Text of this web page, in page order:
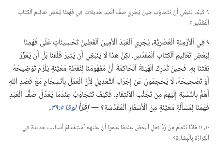
٩ كَيْفَ يَنْبَغِي أَنْ نَتَجَاوَبَ حِينَ يُجْرِي صَفُّ ٱلْعَبْدِ تَعْدِيلَاتٍ فِي فَهْمِنَا لِبَعْضِ تَعَالِيمِ ٱلْكِتَابِ
ٱلْمُقَدَّسِ؟‏
٩فِي ٱلْأَزْمِنَةِ ٱلْعَصْرِيَّةِ،‏ يُجْرِي ٱلْعَبْدُ ٱلْأَمِينُ ٱلْفَطِينُ تَحْسِينَاتٍ عَلَى فَهْمِنَا
لِبَعْضِ تَعَالِيمِ ٱلْكِتَابِ ٱلْمُقَدَّسِ.‏ لكِنَّ هذَا لَا يَنْبَغِي أَنْ يُثِيرَ قَلَقَنَا بَلْ أَنْ يُعَزِّزَ
ثِقَتَنَا بِهِ.‏ فَحِينَ تُدْرِكُ ٱلْهَيْئَةُ ٱلْحَاكِمَةُ أَنَّ مَفْهُومَنَا لِنُقْطَةٍ مُعَيَّنَةٍ يَلْزَمُ تَوْضِيحُهُ
أَوْ تَصْحِيحُهُ،‏ لَا يُحْجِمُونَ عَنْ إِجْرَاءِ ٱلتَّعْدِيلِ لِأَنَّ ٱلْعَمَلَ بِٱنْسِجَامٍ مَعَ قَصْدِ ٱللهِ
أَهَمُّ بِٱلنِّسْبَةِ إِلَيْهِمْ مِنْ تَجَنُّبِ ٱلِٱنْتِقَادِ.‏ فَكَيْفَ تَتَجَاوَبُ عِنْدَمَا يُعَدِّلُ صَفُّ ٱلْعَبْدِ
فَهْمَنَا لِمَسْأَلَةٍ مُعَيَّنَةٍ مِنَ ٱلْأَسْفَارِ ٱلْمُقَدَّسَةِ؟‏ —‏اِقْرَأْلوقا ٥:‏٣٩ ‏.‏
١٠،‏ ١١ مَاذَا نَتَعَلَّمُ مِنْ رَدِّ فِعْلِ ٱلْبَعْضِ عِنْدَمَا عَلِمُوا أَنَّ عَلَيْهِمِ ٱسْتِخْدَامَ أَسَالِيبَ جَدِيدَةٍ فِي
ٱلْكِرَازَةِ بِٱلْبِشَارَةِ؟‏